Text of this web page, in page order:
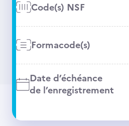
Code(s) NSF
Formacode(s)
Date d’échéance
de l’enregistrement